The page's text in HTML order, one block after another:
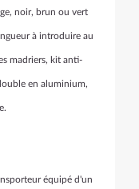
noir, brun ou vert
à introduire au
madriers, kit anti-
en aluminium,
équipé d'un